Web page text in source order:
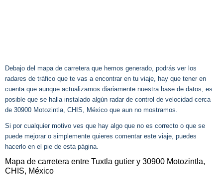
Debajo del mapa de carretera que hemos generado, podrás ver los
radares de tráfico que te vas a encontrar en tu viaje, hay que tener en
cuenta que aunque actualizamos diariamente nuestra base de datos, es
posible que se halla instalado algún radar de control de velocidad cerca
de 30900 Motozintla, CHIS, México que aun no mostramos.
Si por cualquier motivo ves que hay algo que no es correcto o que se
puede mejorar o simplemente quieres comentar este viaje, puedes
hacerlo en el pie de esta página.
Mapa de carretera entre Tuxtla gutier y 30900 Motozintla,
CHIS, México